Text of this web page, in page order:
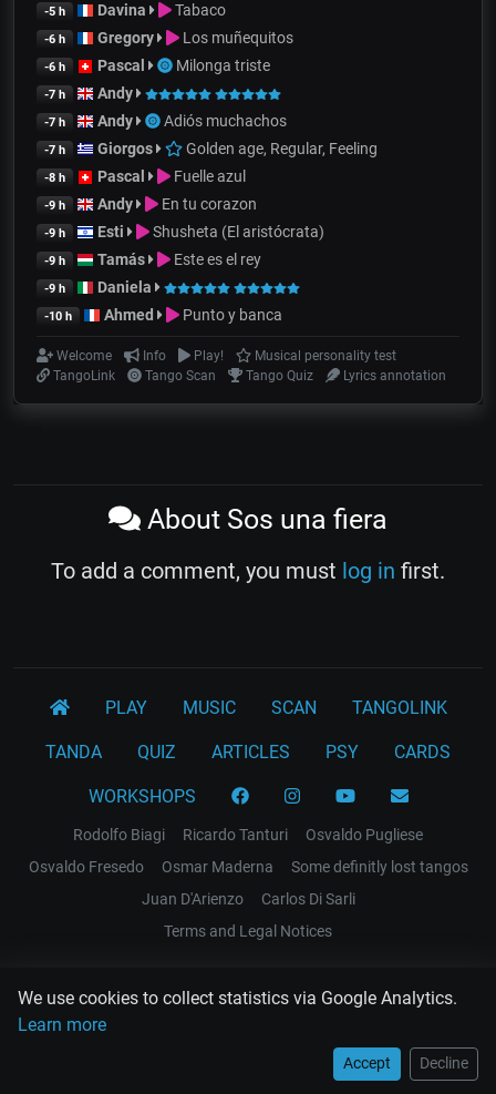
We use cookies to collect statistics via Google Analytics.
Learn more
Accept Decline
-5 h Davina Tabaco
-6 h Gregory Los muñequitos
-6 h Pascal Milonga triste
-7 h Andy
-7 h Andy Adiós muchachos
-7 h Giorgos Golden age, Regular, Feeling
-8 h Pascal Fuelle azul
-9 h Andy En tu corazon
-9 h Esti Shusheta (El aristócrata)
-9 h Tamás Este es el rey
-9 h Daniela
-10 h Ahmed Punto y banca
Welcome Info Play!
Musical personality test
TangoLink
Tango Scan Tango Quiz Lyrics annotation
About Sos una fiera
To add a comment, you must log in first.
PLAY MUSIC SCAN TANGOLINK
TANDA QUIZ ARTICLES PSY CARDS
WORKSHOPS
Rodolfo Biagi Ricardo Tanturi
Osvaldo Pugliese
Osvaldo Fresedo
Osmar Maderna
Some definitly lost tangos
Juan D'Arienzo
Carlos Di Sarli
Terms and Legal Notices
EL RECODO TANGO